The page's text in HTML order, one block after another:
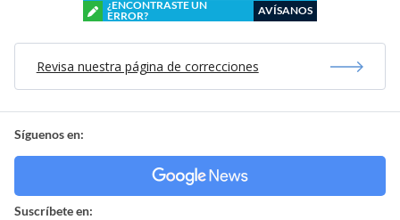
¿ENCONTRASTE UN
ERROR?
AVÍSANOS
Revisa nuestra página de correcciones
Síguenos en:
Suscríbete en: